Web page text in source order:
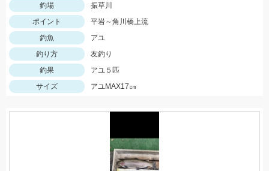
釣場
振草川
ポイント
平岩～角川橋上流
釣魚
アユ
釣り方
友釣り
釣果
アユ５匹
サイズ
アユMAX17㎝